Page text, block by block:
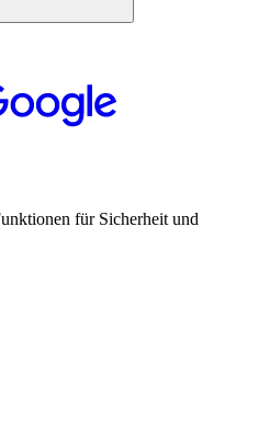
für Sicherheit und